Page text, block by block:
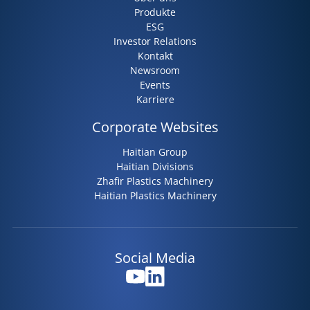
Produkte
ESG
Investor Relations
Kontakt
Newsroom
Events
Karriere
Corporate Websites
Haitian Group
Haitian Divisions
Zhafir Plastics Machinery
Haitian Plastics Machinery
Social Media